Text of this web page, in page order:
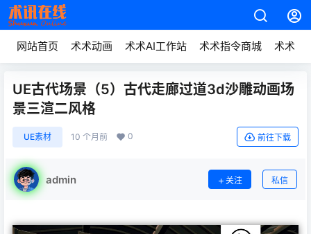
网站首页 术术动画 术术AI工作站 术术指令商城 术术动
UE古代场景（5）古代走廊过道3d沙雕动画场
景三渲二风格
UE素材 10 个月前 0 前往下载
admin 关注 私信